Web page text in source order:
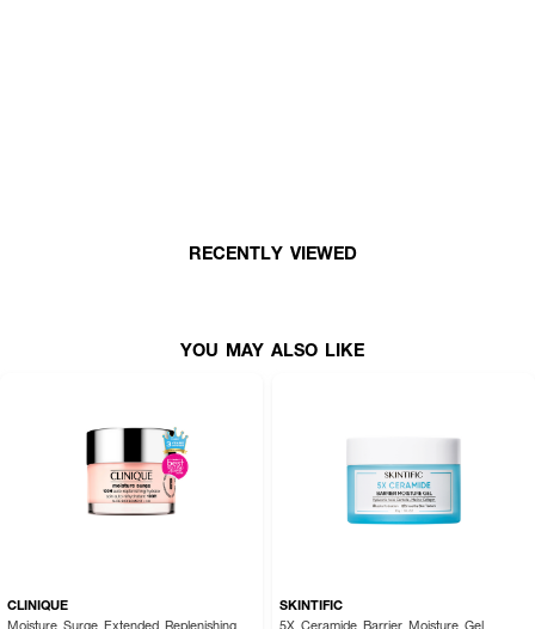
RECENTLY VIEWED
YOU MAY ALSO LIKE
CLINIQUE
Moisture Surge Extended Replenishing
SKINTIFIC
5X Ceramide Barrier Moisture Gel